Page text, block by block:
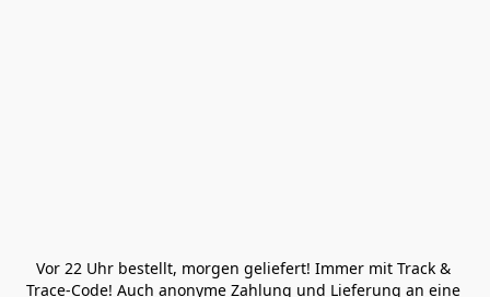
Vor 22 Uhr bestellt, morgen geliefert! Immer mit Track &
Trace-Code! Auch anonyme Zahlung und Lieferung an eine